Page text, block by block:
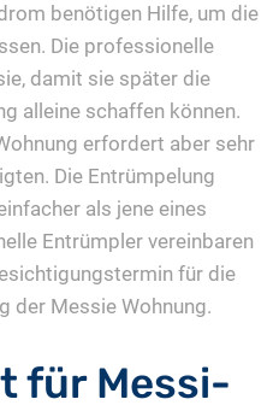
benötigen Hilfe, um die
Die professionelle
damit sie später die
alleine schaffen können.
erfordert aber sehr
Die Entrümpelung
als jene eines
Entrümpler vereinbaren
für die
der Messie Wohnung.
für Messi-